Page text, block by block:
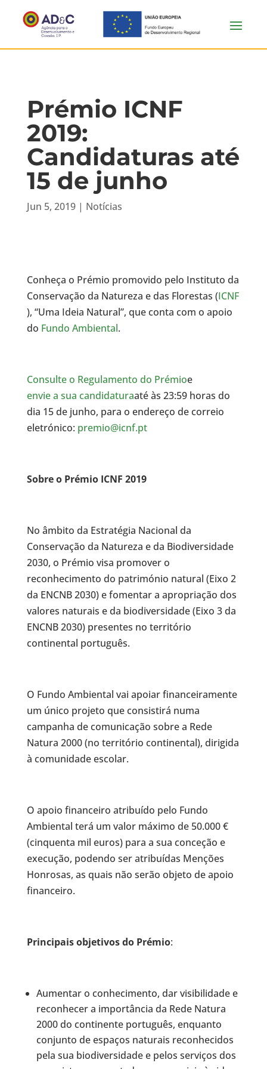
Prémio ICNF
2019:
Candidaturas até
15 de junho
Jun 5, 2019| Notícias
Conheça o Prémio promovido pelo Instituto da
Conservação da Natureza e das Florestas (ICNF
), “Uma Ideia Natural”, que conta com o apoio
do Fundo Ambiental.
Consulte o Regulamento do Prémioe
envie a sua candidaturaaté às 23:59 horas do
dia 15 de junho, para o endereço de correio
eletrónico: premio@icnf.pt
Sobre o Prémio ICNF 2019
No âmbito da Estratégia Nacional da
Conservação da Natureza e da Biodiversidade
2030, o Prémio visa promover o
reconhecimento do património natural (Eixo 2
da ENCNB 2030) e fomentar a apropriação dos
valores naturais e da biodiversidade (Eixo 3 da
ENCNB 2030) presentes no território
continental português.
O Fundo Ambiental vai apoiar financeiramente
um único projeto que consistirá numa
campanha de comunicação sobre a Rede
Natura 2000 (no território continental), dirigida
à comunidade escolar.
O apoio financeiro atribuído pelo Fundo
Ambiental terá um valor máximo de 50.000 €
(cinquenta mil euros) para a sua conceção e
execução, podendo ser atribuídas Menções
Honrosas, as quais não serão objeto de apoio
financeiro.
Principais objetivos do Prémio:
Aumentar o conhecimento, dar visibilidade e
reconhecer a importância da Rede Natura
2000 do continente português, enquanto
conjunto de espaços naturais reconhecidos
pela sua biodiversidade e pelos serviços dos